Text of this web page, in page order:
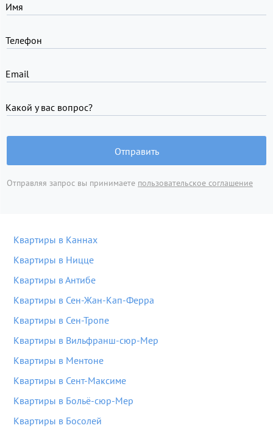
Имя
Телефон
Email
Какой у вас вопрос?
Отправить
Отправляя запрос вы принимаете пользовательское соглашение
Квартиры в Каннах
Квартиры в Ницце
Квартиры в Антибе
Квартиры в Сен-Жан-Кап-Ферра
Квартиры в Сен-Тропе
Квартиры в Вильфранш-сюр-Мер
Квартиры в Ментоне
Квартиры в Сент-Максиме
Квартиры в Больё-сюр-Мер
Квартиры в Босолей